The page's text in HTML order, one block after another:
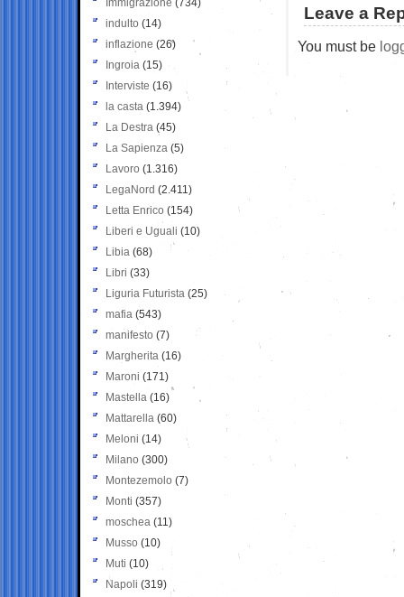
Leave a
You must be
Immigrazione (734)
indulto (14)
inflazione (26)
Ingroia (15)
Interviste (16)
la casta (1.394)
La Destra (45)
La Sapienza (5)
Lavoro (1.316)
LegaNord (2.411)
Letta Enrico (154)
Liberi e Uguali (10)
Libia (68)
Libri (33)
Liguria Futurista (25)
mafia (543)
manifesto (7)
Margherita (16)
Maroni (171)
Mastella (16)
Mattarella (60)
Meloni (14)
Milano (300)
Montezemolo (7)
Monti (357)
moschea (11)
Musso (10)
Muti (10)
Napoli (319)